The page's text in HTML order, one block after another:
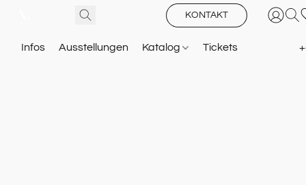
KONTAKT
Infos Ausstellungen Katalog Tickets